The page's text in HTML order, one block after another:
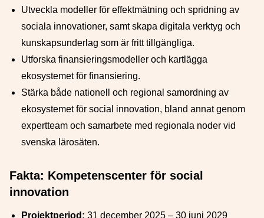
Utveckla modeller för effektmätning och spridning av
sociala innovationer, samt skapa digitala verktyg och
kunskapsunderlag som är fritt tillgängliga.
Utforska finansieringsmodeller och kartlägga
ekosystemet för finansiering.
Stärka både nationell och regional samordning av
ekosystemet för social innovation, bland annat genom
expertteam och samarbete med regionala noder vid
svenska lärosäten.
Fakta: Kompetenscenter för social
innovation
Projektperiod: 31 december 2025 – 30 juni 2029